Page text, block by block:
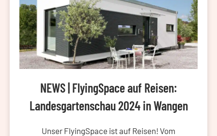
NEWS | FlyingSpace auf Reisen:
Landesgartenschau 2024 in Wangen
Unser FlyingSpace ist auf Reisen! Vom